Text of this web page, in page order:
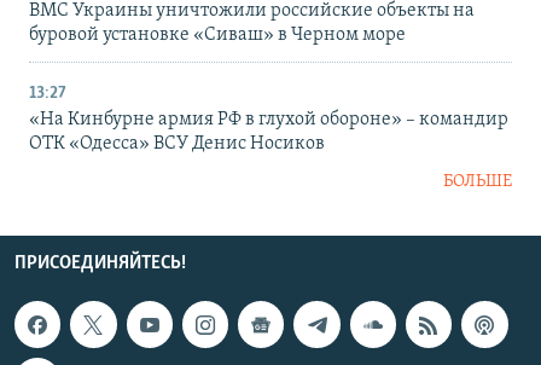
ВМС Украины уничтожили российские объекты на
буровой установке «Сиваш» в Черном море
13:27
«На Кинбурне армия РФ в глухой обороне» – командир
ОТК «Одесса» ВСУ Денис Носиков
БОЛЬШЕ
ПРИСОЕДИНЯЙТЕСЬ!